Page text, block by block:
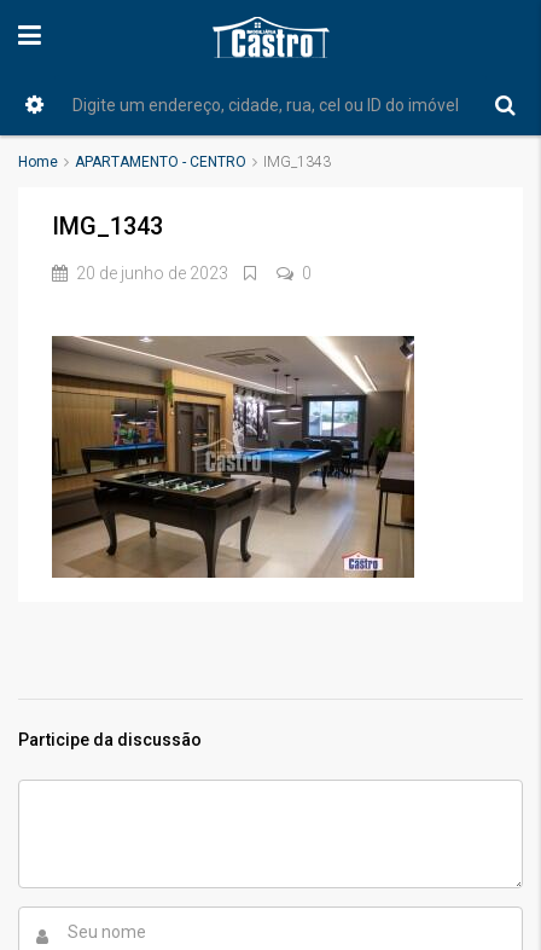
Home APARTAMENTO - CENTRO IMG_1343
IMG_1343
20 de junho de 2023 0
Participe da discussão